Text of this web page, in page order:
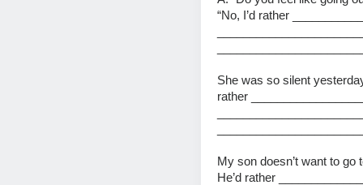
“No, I’d rather
She was so silent
rather
My son doesn’t want to go
He’d rather